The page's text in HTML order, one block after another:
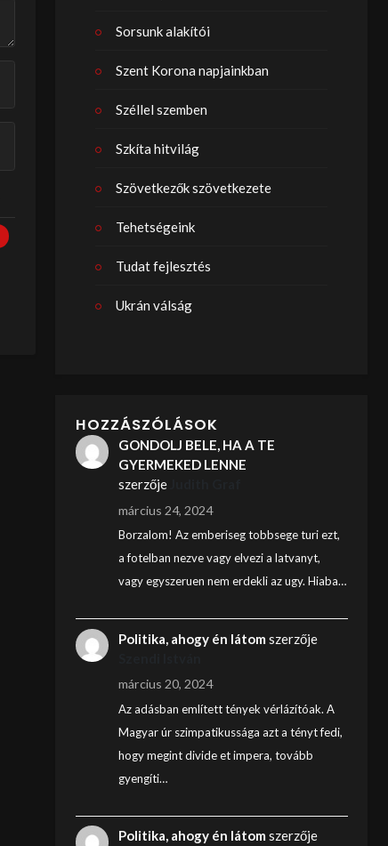
Sorsunk alakítói
Szent Korona napjainkban
Széllel szemben
Szkíta hitvilág
Szövetkezők szövetkezete
Tehetségeink
Tudat fejlesztés
Ukrán válság
HOZZÁSZÓLÁSOK
GONDOLJ BELE, HA A TE
GYERMEKED LENNE
szerzője
március 24, 2024
Borzalom! Az emberiseg tobbsege turi ezt,
a fotelban nezve vagy elvezi a latvanyt,
vagy egyszeruen nem erdekli az ugy. Hiaba…
Politika, ahogy én látom szerzője
március 20, 2024
Az adásban említett tények vérlázítóak. A
Magyar úr szimpatikussága azt a tényt fedi,
hogy megint divide et impera, tovább
gyengíti…
Politika, ahogy én látom szerzője